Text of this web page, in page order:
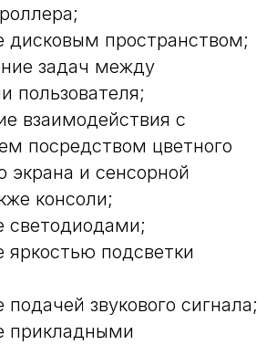
дисковым пространством;
задач между
пользователя;
взаимодействия с
посредством цветного
экрана и сенсорной
консоли;
светодиодами;
яркостью подсветки
звукового сигнала;
прикладными